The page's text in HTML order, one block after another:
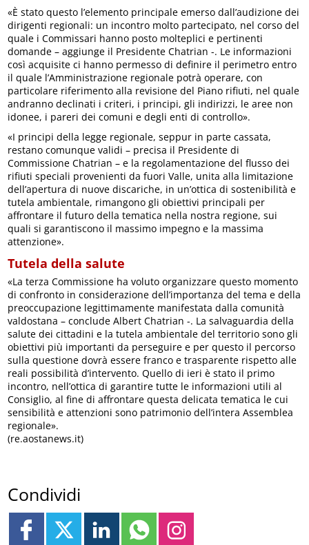
«È stato questo l’elemento principale emerso dall’audizione dei
dirigenti regionali: un incontro molto partecipato, nel corso del
quale i Commissari hanno posto molteplici e pertinenti
domande – aggiunge il Presidente Chatrian -. Le informazioni
così acquisite ci hanno permesso di definire il perimetro entro
il quale l’Amministrazione regionale potrà operare, con
particolare riferimento alla revisione del Piano rifiuti, nel quale
andranno declinati i criteri, i principi, gli indirizzi, le aree non
idonee, i pareri dei comuni e degli enti di controllo».
«I principi della legge regionale, seppur in parte cassata,
restano comunque validi – precisa il Presidente di
Commissione Chatrian – e la regolamentazione del flusso dei
rifiuti speciali provenienti da fuori Valle, unita alla limitazione
dell’apertura di nuove discariche, in un’ottica di sostenibilità e
tutela ambientale, rimangono gli obiettivi principali per
affrontare il futuro della tematica nella nostra regione, sui
quali si garantiscono il massimo impegno e la massima
attenzione».
Tutela della salute
«La terza Commissione ha voluto organizzare questo momento
di confronto in considerazione dell’importanza del tema e della
preoccupazione legittimamente manifestata dalla comunità
valdostana – conclude Albert Chatrian -. La salvaguardia della
salute dei cittadini e la tutela ambientale del territorio sono gli
obiettivi più importanti da perseguire e per questo il percorso
sulla questione dovrà essere franco e trasparente rispetto alle
reali possibilità d’intervento. Quello di ieri è stato il primo
incontro, nell’ottica di garantire tutte le informazioni utili al
Consiglio, al fine di affrontare questa delicata tematica le cui
sensibilità e attenzioni sono patrimonio dell’intera Assemblea
regionale».
(re.aostanews.it)
Condividi